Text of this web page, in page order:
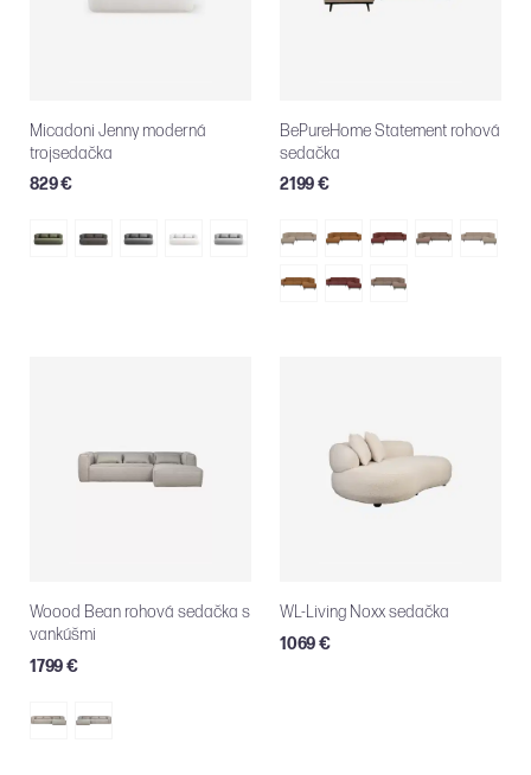
Micadoni Jenny moderná
trojsedačka
829 €
BePureHome Statement rohová
sedačka
2199 €
Woood Bean rohová sedačka s
vankúšmi
1799 €
WL-Living Noxx sedačka
1069 €